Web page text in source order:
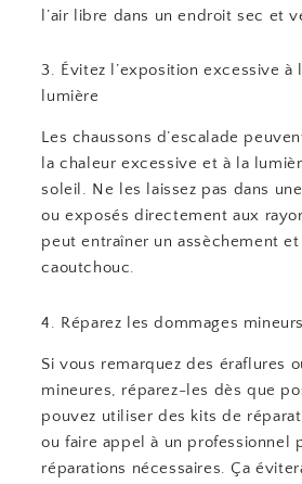
l’air libre dans un endroit sec et
3. Évitez l’exposition excessive à
lumière
Les chaussons d’escalade
la chaleur excessive et à la
soleil. Ne les laissez pas dans
ou exposés directement aux
peut entraîner un assèchement
caoutchouc.
4. Réparez les dommages
Si vous remarquez des éraflures
mineures, réparez-les dès que
pouvez utiliser des kits de
ou faire appel à un professionnel
réparations nécessaires. Ça